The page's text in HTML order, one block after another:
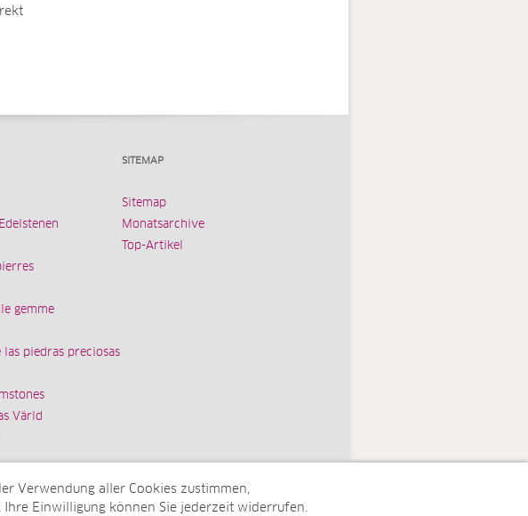
gemme
las piedras preciosas
Värld
SITEMAP
Sitemap
Monatsarchive
Top-Artikel
Verwendung aller Cookies zustimmen,
Einwilligung können Sie jederzeit widerrufen.